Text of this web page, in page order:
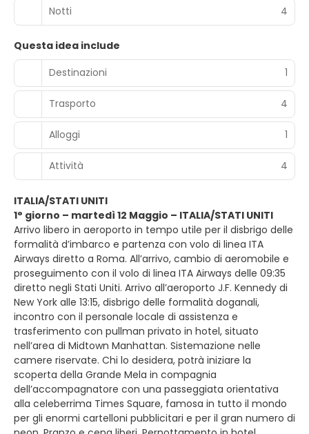
Notti 4
Questa idea include
Destinazioni
1
Trasporto 4
Alloggi 1
Attività 4
ITALIA/STATI UNITI
1° giorno – martedì 12 Maggio – ITALIA/STATI UNITI
Arrivo libero in aeroporto in tempo utile per il disbrigo delle
formalità d’imbarco e partenza con volo di linea ITA
Airways diretto a Roma. All’arrivo, cambio di aeromobile e
proseguimento con il volo di linea ITA Airways delle 09:35
diretto negli Stati Uniti. Arrivo all’aeroporto J.F. Kennedy di
New York alle 13:15, disbrigo delle formalità doganali,
incontro con il personale locale di assistenza e
trasferimento con pullman privato in hotel, situato
nell’area di Midtown Manhattan. Sistemazione nelle
camere riservate. Chi lo desidera, potrà iniziare la
scoperta della Grande Mela in compagnia
dell’accompagnatore con una passeggiata orientativa
alla celeberrima Times Square, famosa in tutto il mondo
per gli enormi cartelloni pubblicitari e per il gran numero di